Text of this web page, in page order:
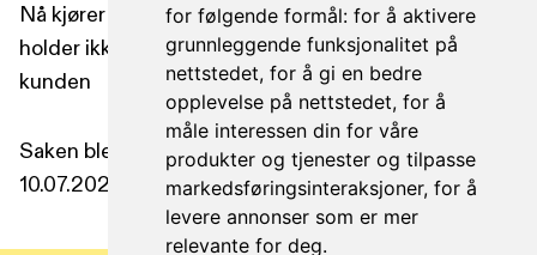
for følgende formål: for å aktivere
grunnleggende funksjonalitet på
nettstedet, for å gi en bedre
opplevelse på nettstedet, for å
måle interessen din for våre
produkter og tjenester og tilpasse
markedsføringsinteraksjoner, for å
levere annonser som er mer
relevante for deg.
Nå kjører bilen raskere, og GPS-en heter AI. Det
holder ikke å peke; vi må gripe rattet sammen med
kunden
Saken ble opprinnelig publisert på Kampanje.com
10.07.2025.